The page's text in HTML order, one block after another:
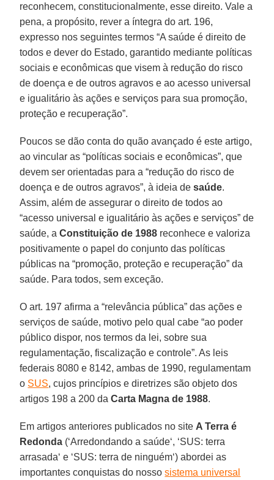
reconhecem, constitucionalmente, esse direito. Vale a
pena, a propósito, rever a íntegra do art. 196,
expresso nos seguintes termos “A saúde é direito de
todos e dever do Estado, garantido mediante políticas
sociais e econômicas que visem à redução do risco
de doença e de outros agravos e ao acesso universal
e igualitário às ações e serviços para sua promoção,
proteção e recuperação”.
Poucos se dão conta do quão avançado é este artigo,
ao vincular as “políticas sociais e econômicas”, que
devem ser orientadas para a “redução do risco de
doença e de outros agravos”, à ideia desaúde.
Assim, além de assegurar o direito de todos ao
“acesso universal e igualitário às ações e serviços” de
saúde, aConstituição de 1988 reconhece e valoriza
positivamente o papel do conjunto das políticas
públicas na “promoção, proteção e recuperação” da
saúde. Para todos, sem exceção.
O art. 197 afirma a “relevância pública” das ações e
serviços de saúde, motivo pelo qual cabe “ao poder
público dispor, nos termos da lei, sobre sua
regulamentação, fiscalização e controle”. As leis
federais 8080 e 8142, ambas de 1990, regulamentam
o SUS, cujos princípios e diretrizes são objeto dos
artigos 198 a 200 daCarta Magna de 1988.
Em artigos anteriores publicados no site A Terra é
Redonda (‘Arredondando a saúde‘, ‘SUS: terra
arrasada‘ e ‘SUS: terra de ninguém‘) abordei as
importantes conquistas do nossosistema universal